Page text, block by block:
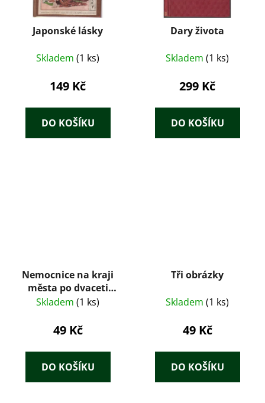
Japonské lásky
Skladem (1 ks)
149 Kč
DO KOŠÍKU
Dary života
Skladem (1 ks)
299 Kč
DO KOŠÍKU
Nemocnice na kraji
města po dvaceti
letech : televizní
stejnojmenného
Skladem (1 ks)
49 Kč
DO KOŠÍKU
Tři obrázky
Skladem (1 ks)
49 Kč
DO KOŠÍKU